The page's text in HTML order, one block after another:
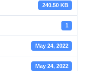
240.50 KB
1
May 24, 2022
May 24, 2022